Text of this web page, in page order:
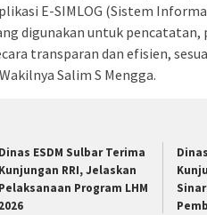
E-SIMLOG (Sistem
digunakan untuk pencatatan,
transparan dan efisien,
Salim S Mengga.
Dinas ESDM Sulbar Terima
Kunjungan RRI, Jelaskan
Pelaksanaan Program LHM
2026